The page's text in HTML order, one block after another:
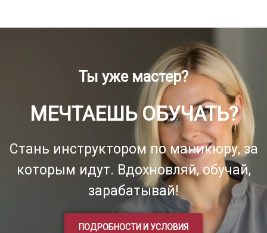
Ты уже мастер?
МЕЧТАЕШЬ ОБУЧАТЬ?
Стань инструктором по маникюру, за
которым идут. Вдохновляй, обучай,
зарабатывай!
ПОДРОБНОСТИ И УСЛОВИЯ